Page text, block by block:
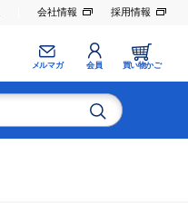
会社情報 採用情報
メルマガ 会員 買い物かご